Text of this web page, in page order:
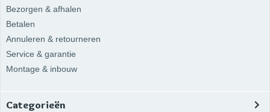
Bezorgen & afhalen
Betalen
Annuleren & retourneren
Service & garantie
Montage & inbouw
Categorieën